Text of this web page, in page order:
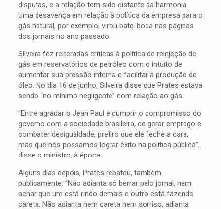
disputas, e a relação tem sido distante da harmonia.
Uma desavença em relação à política da empresa para o
gás natural, por exemplo, virou bate-boca nas páginas
dos jornais no ano passado.
Silveira fez reiteradas críticas à política de reinjeção de
gás em reservatórios de petróleo com o intuito de
aumentar sua pressão interna e facilitar a produção de
óleo. No dia 16 de junho, Silveira disse que Prates estava
sendo “no mínimo negligente” com relação ao gás.
“Entre agradar o Jean Paul e cumprir o compromisso do
governo com a sociedade brasileira, de gerar emprego e
combater desigualdade, prefiro que ele feche a cara,
mas que nós possamos lograr êxito na política pública”,
disse o ministro, à época.
Alguns dias depois, Prates rebateu, também
publicamente. “Não adianta só berrar pelo jornal, nem
achar que um está rindo demais e outro está fazendo
careta. Não adianta nem careta nem sorriso, adianta